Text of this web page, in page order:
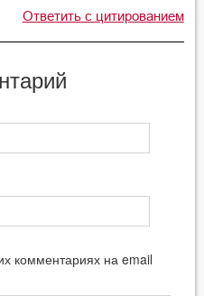
Ответить с цитированием
комментариях на email